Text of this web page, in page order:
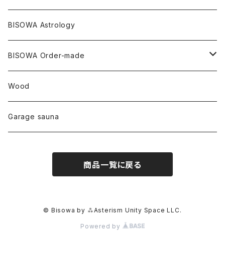
クォーツインクォーツ
ガーデンクォーツ
タンザナイト
ムーンストーン
ルチルクォーツ
中国
アメリカ
縁キャンドル
大蝶恵美子
Tomoko Uemura Art 麻炭陶器
Cosmic hemp
YUGEN GLASS
others
foods
バンブー
オーガニックフリース
宇佐美聖子
Misakubo Japan
碧-AOI-の松葉天然酵母パン
Uwajima Japan
BISOWA Astrology
BISOWA Order-made
∞Seiko Usami∞
Wood
Garage sauna
商品一覧に戻る
© Bisowa by ⁂Asterism Unity Space LLC.
Powered by